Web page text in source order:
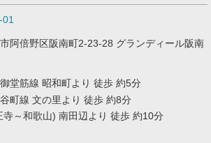
阿倍野区阪南町2-23-28 グランディール阪南
堂筋線 昭和町より 徒歩 約5分
町線 文の里より 徒歩 約8分
寺～和歌山) 南田辺より 徒歩 約10分